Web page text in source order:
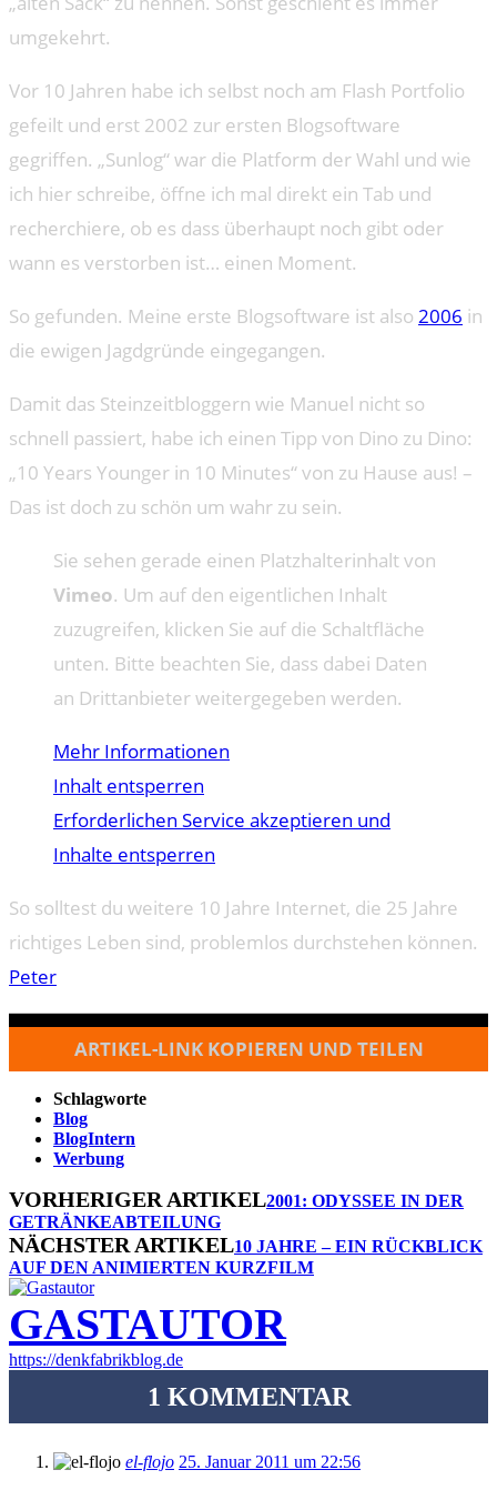
umgekehrt.
Vor 10 Jahren habe ich selbst noch am Flash Portfolio
gefeilt und erst 2002 zur ersten Blogsoftware
gegriffen. „Sunlog“ war die Platform der Wahl und wie
ich hier schreibe, öffne ich mal direkt ein Tab und
recherchiere, ob es dass überhaupt noch gibt oder
wann es verstorben ist… einen Moment.
So gefunden. Meine erste Blogsoftware ist also 2006 in
die ewigen Jagdgründe eingegangen.
Damit das Steinzeitbloggern wie Manuel nicht so
schnell passiert, habe ich einen Tipp von Dino zu Dino:
„10 Years Younger in 10 Minutes“ von zu Hause aus! –
Das ist doch zu schön um wahr zu sein.
Sie sehen gerade einen Platzhalterinhalt von
Vimeo. Um auf den eigentlichen Inhalt
zuzugreifen, klicken Sie auf die Schaltfläche
unten. Bitte beachten Sie, dass dabei Daten
an Drittanbieter weitergegeben werden.
Mehr Informationen
Inhalt entsperren
Erforderlichen Service akzeptieren und
Inhalte entsperren
So solltest du weitere 10 Jahre Internet, die 25 Jahre
richtiges Leben sind, problemlos durchstehen können.
Peter
ARTIKEL-LINK KOPIEREN UND TEILEN
Schlagworte
Blog
BlogIntern
Werbung
VORHERIGER ARTIKEL2001: ODYSSEE IN DER
GETRÄNKEABTEILUNG
NÄCHSTER ARTIKEL10 JAHRE – EIN RÜCKBLICK
AUF DEN ANIMIERTEN KURZFILM
GASTAUTOR
https://denkfabrikblog.de
1 KOMMENTAR
el-flojo 25. Januar 2011 um 22:56